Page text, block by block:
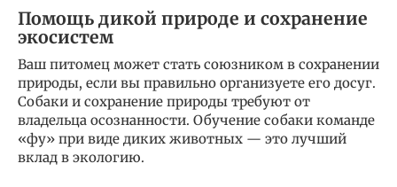
Помощь дикой природе и сохранение
экосистем
Ваш питомец может стать союзником в сохранении
природы, если вы правильно организуете его досуг.
Собаки и сохранение природы требуют от
владельца осознанности. Обучение собаки команде
«фу» при виде диких животных — это лучший
вклад в экологию.